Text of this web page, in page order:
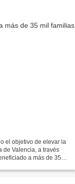
el objetivo de elevar la
de Valencia, a través
a más de 35